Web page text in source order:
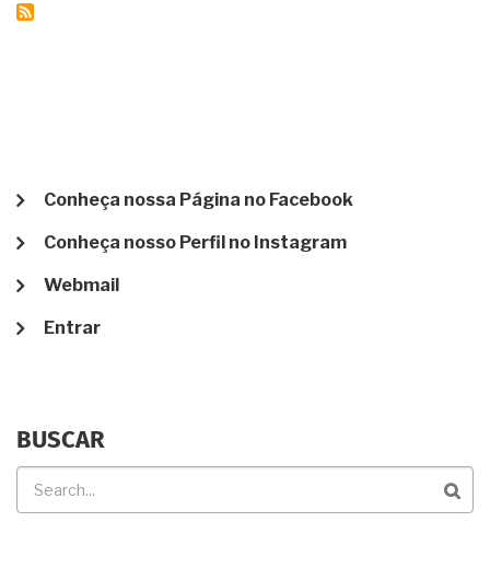
MENU
CONTA
DE
Conheça nossa Página no Facebook
Conheça nosso Perfil no Instagram
Webmail
Entrar
BUSCAR